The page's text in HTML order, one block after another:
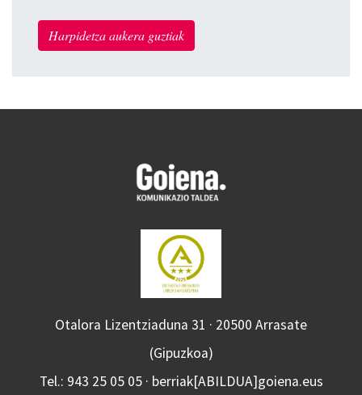
Harpidetza aukera guztiak
Otalora Lizentziaduna 31 · 20500 Arrasate
(Gipuzkoa)
Tel.: 943 25 05 05 · berriak[ABILDUA]goiena.eus